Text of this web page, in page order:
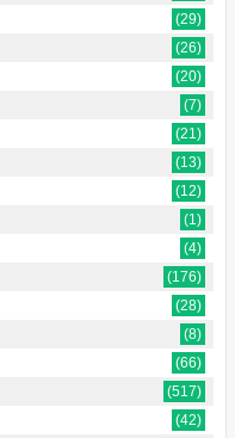
(29)
(26)
(20)
(7)
(21)
(13)
(12)
(1)
(4)
(176)
(28)
(8)
(66)
(517)
(42)